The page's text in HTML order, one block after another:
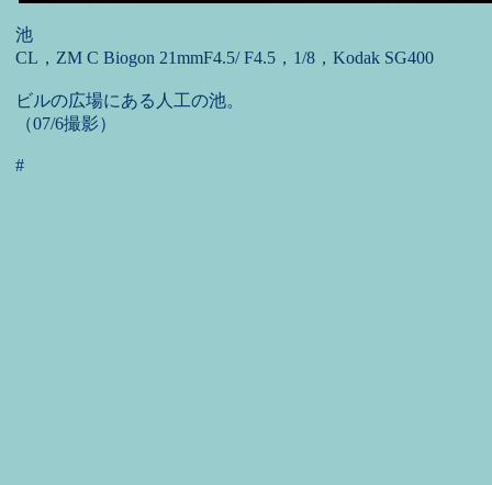
池
CL，ZM C Biogon 21mmF4.5/ F4.5，1/8，Kodak SG400
ビルの広場にある人工の池。
（07/6撮影）
#